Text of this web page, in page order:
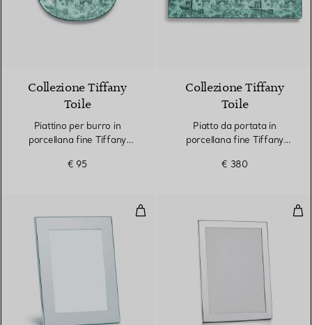
Collezione Tiffany
Toile
Piattino per burro in
porcellana fine Tiffany
€ 95
Collezione Tiffany
Toile
Piatto da portata in
porcellana fine Tiffany
€ 380
Cornice rettangolare